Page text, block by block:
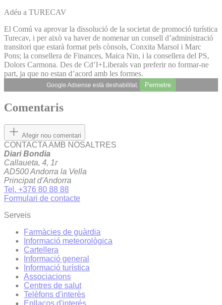
Adéu a TURECAV
El Comú va aprovar la dissolució de la societat de promoció turística
Turecav, i per això va haver de nomenar un consell d’administració
transitori que estarà format pels cònsols, Conxita Marsol i Marc
Pons; la consellera de Finances, Maica Nin, i la consellera del PS,
Dolors Carmona. Des de Cd’I+Liberals van preferir no formar-ne
part, ja que no estan d’acord amb les formes.
Google Adsense està deshabilitat. Permetre
Comentaris
Afegir nou comentari
CONTACTA AMB NOSALTRES
Diari Bondia
Callaueta, 4, 1r
AD500 Andorra la Vella
Principat d'Andorra
Tel. +376 80 88 88
Formulari de contacte
Serveis
Farmàcies de guàrdia
Informació meteorològica
Cartellera
Informació general
Informació turística
Associacions
Centres de salut
Telèfons d'interès